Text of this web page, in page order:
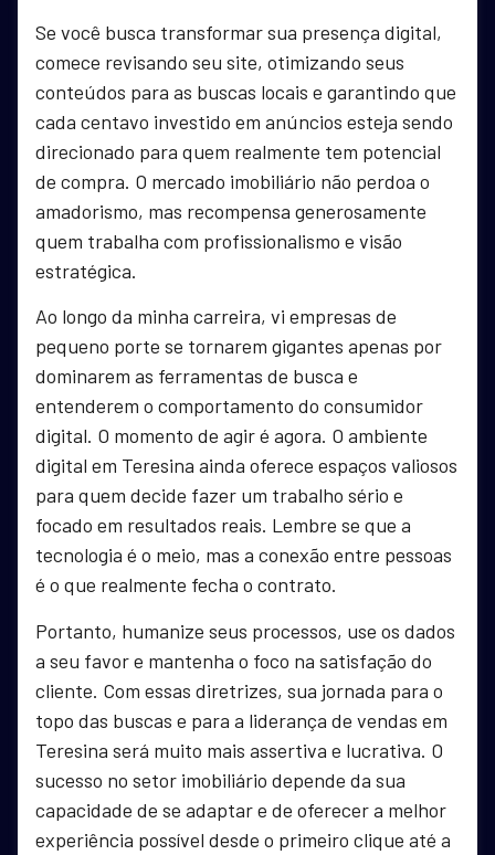
Se você busca transformar sua presença digital,
comece revisando seu site, otimizando seus
conteúdos para as buscas locais e garantindo que
cada centavo investido em anúncios esteja sendo
direcionado para quem realmente tem potencial
de compra. O mercado imobiliário não perdoa o
amadorismo, mas recompensa generosamente
quem trabalha com profissionalismo e visão
estratégica.
Ao longo da minha carreira, vi empresas de
pequeno porte se tornarem gigantes apenas por
dominarem as ferramentas de busca e
entenderem o comportamento do consumidor
digital. O momento de agir é agora. O ambiente
digital em Teresina ainda oferece espaços valiosos
para quem decide fazer um trabalho sério e
focado em resultados reais. Lembre se que a
tecnologia é o meio, mas a conexão entre pessoas
é o que realmente fecha o contrato.
Portanto, humanize seus processos, use os dados
a seu favor e mantenha o foco na satisfação do
cliente. Com essas diretrizes, sua jornada para o
topo das buscas e para a liderança de vendas em
Teresina será muito mais assertiva e lucrativa. O
sucesso no setor imobiliário depende da sua
capacidade de se adaptar e de oferecer a melhor
experiência possível desde o primeiro clique até a